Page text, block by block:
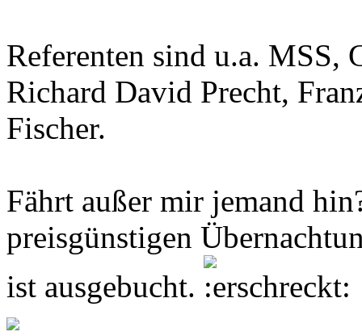
Referenten sind u.a. MSS,
Richard David Precht,
Fischer.
Fährt außer mir jemand
preisgünstigen
ist ausgebucht.